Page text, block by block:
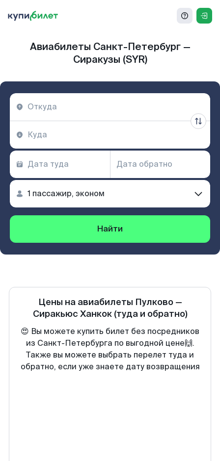
Авиабилеты Санкт-Петербург —
Сиракузы (SYR)
Найти
Цены на авиабилеты Пулково—
Сиракьюс Ханкок (туда и обратно)
😍 Вы можете купить билет без посредников
из Санкт-Петербурга по выгодной цене🙌.
Также вы можете выбрать перелет туда и
обратно, если уже знаете дату возвращения